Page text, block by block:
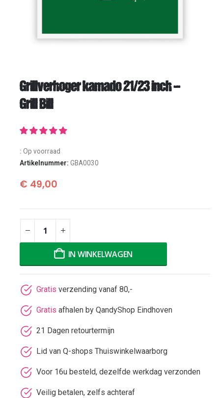
Grillverhoger kamado 21/23 inch –
Grill Bill
: Op voorraad
Artikelnummer: GBA0030
€ 49,00
IN WINKELWAGEN
Gratis verzending vanaf 80,-
Gratis afhalen by QandyShop Eindhoven
21 Dagen retourtermijn
Lid van Q-shops Thuiswinkelwaarborg
Voor 16u besteld, dezelfde werkdag verzonden
Veilig betalen, zelfs achteraf